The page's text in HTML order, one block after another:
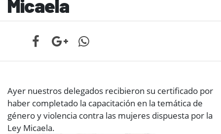
Micaela
Ayer nuestros delegados recibieron su certificado por
haber completado la capacitación en la temática de
género y violencia contra las mujeres dispuesta por la
Ley Micaela.